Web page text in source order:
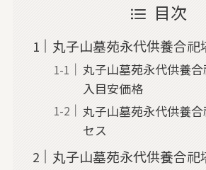
目次
丸子山墓苑永代供養合祀
丸子山墓苑永代供養
入目安価格
丸子山墓苑永代供養
セス
丸子山墓苑永代供養合祀